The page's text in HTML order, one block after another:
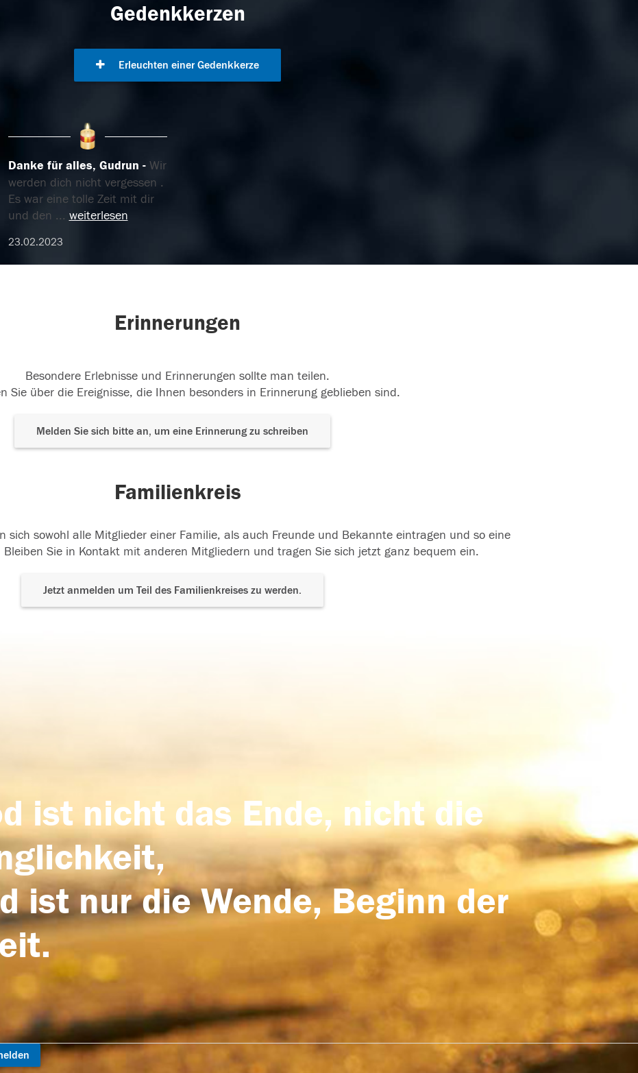
Gedenkkerzen
Erleuchten einer Gedenkkerze
Danke für alles, Gudrun
Wir
werden dich nicht vergessen .
Es war eine tolle Zeit mit dir
und den ... weiterlesen
23.02.2023
Erinnerungen
Besondere Erlebnisse und Erinnerungen sollte man teilen.
Sie über die Ereignisse, die Ihnen besonders in Erinnerung geblieben sind.
Melden Sie sich bitte an, um eine Erinnerung zu schreiben
Familienkreis
sich sowohl alle Mitglieder einer Familie, als auch Freunde und Bekannte eintragen und so eine
Bleiben Sie in Kontakt mit anderen Mitgliedern und tragen Sie sich jetzt ganz bequem ein.
Jetzt anmelden um Teil des Familienkreises zu werden.
ist nicht das Ende, nicht die
ist nur die Wende, Beginn der